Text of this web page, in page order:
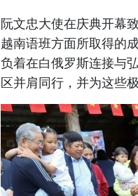
阮文忠大使在庆典开幕
越南语班方面所取得的
负着在白俄罗斯连接与
区并肩同行，并为这些